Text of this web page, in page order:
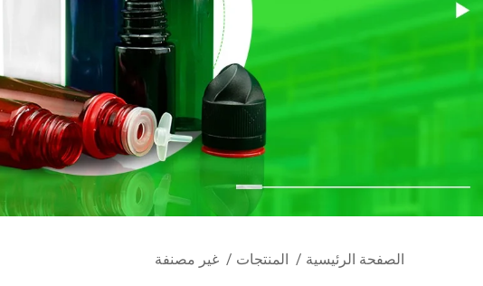
الصفحة الرئيسية / المنتجات / غير مصنفة